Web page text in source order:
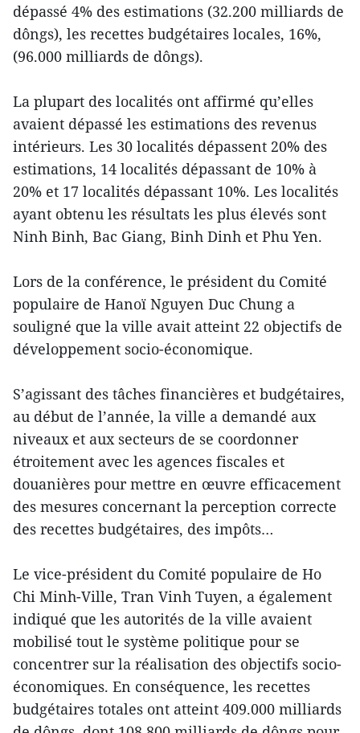
dépassé 4% des estimations (32.200 milliards de
dôngs), les recettes budgétaires locales, 16%,
(96.000 milliards de dôngs).
La plupart des localités ont affirmé qu’elles
avaient dépassé les estimations des revenus
intérieurs. Les 30 localités dépassent 20% des
estimations, 14 localités dépassant de 10% à
20% et 17 localités dépassant 10%. Les localités
ayant obtenu les résultats les plus élevés sont
Ninh Binh, Bac Giang, Binh Dinh et Phu Yen.
Lors de la conférence, le président du Comité
populaire de Hanoï Nguyen Duc Chung a
souligné que la ville avait atteint 22 objectifs de
développement socio-économique.
S’agissant des tâches financières et budgétaires,
au début de l’année, la ville a demandé aux
niveaux et aux secteurs de se coordonner
étroitement avec les agences fiscales et
douanières pour mettre en œuvre efficacement
des mesures concernant la perception correcte
des recettes budgétaires, des impôts…
Le vice-président du Comité populaire de Ho
Chi Minh-Ville, Tran Vinh Tuyen, a également
indiqué que les autorités de la ville avaient
mobilisé tout le système politique pour se
concentrer sur la réalisation des objectifs socio-
économiques. En conséquence, les recettes
budgétaires totales ont atteint 409.000 milliards